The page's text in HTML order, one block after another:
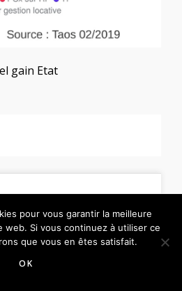
gain Etat
Légales
pour vous garantir la meilleure
Si vous continuez à utiliser ce
que vous en êtes satisfait.
OK